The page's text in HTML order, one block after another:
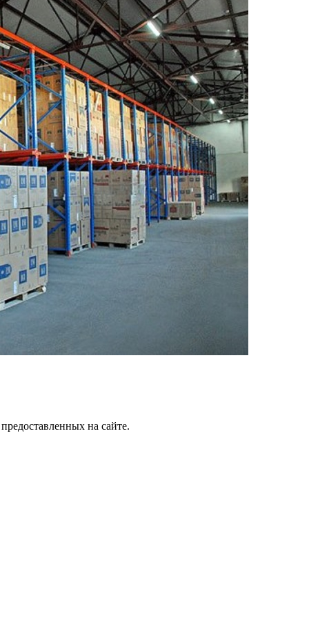
на сайте.